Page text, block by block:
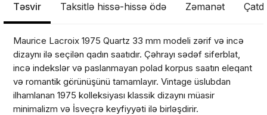
Təsvir Taksitlə hissə-hissə ödə Zəmanət
Maurice Lacroix 1975 Quartz 33 mm modeli zərif və incə
dizaynı ilə seçilən qadın saatıdır. Çəhrayı sədəf siferblat,
incə indekslər və paslanmayan polad korpus saatın eleqant
və romantik görünüşünü tamamlayır. Vintage üslubdan
ilhamlanan 1975 kolleksiyası klassik dizaynı müasir
minimalizm və İsveçrə keyfiyyəti ilə birləşdirir.